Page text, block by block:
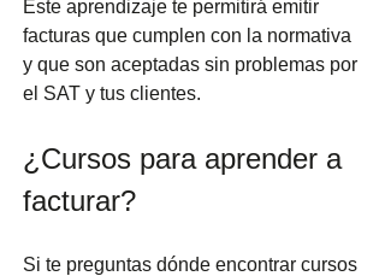
Este aprendizaje te permitirá emitir
facturas que cumplen con la normativa
y que son aceptadas sin problemas por
el SAT y tus clientes.
¿Cursos para aprender a
facturar?
Si te preguntas dónde encontrar cursos